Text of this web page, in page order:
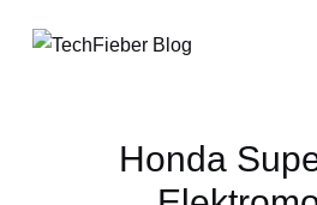
Honda